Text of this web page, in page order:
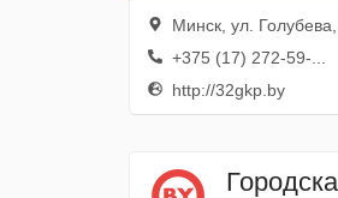
Минск, ул.
+375 (17) 272-59-...
http://32gkp.by